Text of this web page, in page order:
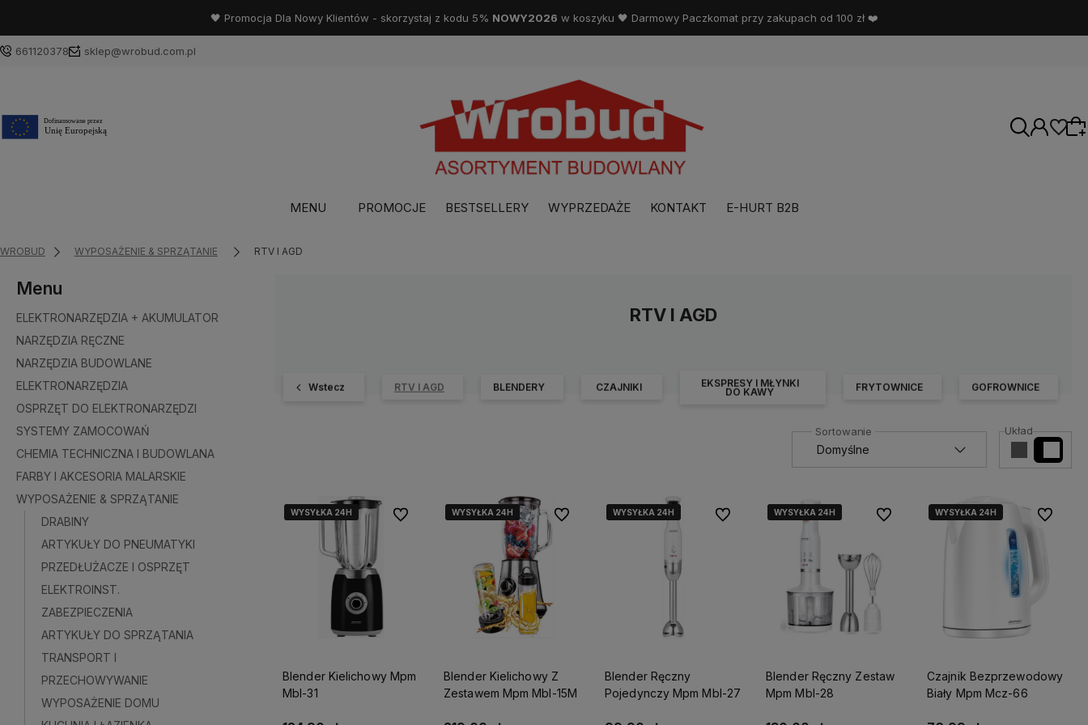
🖤 Promocja Dla Nowy Klientów - skorzystaj z kodu 5% NOWY2026 w koszyku 🖤 Darmowy Paczkomat przy zakupach od 100 zł ❤️
661120378 sklep@wrobud.com.pl
MENU PROMOCJE BESTSELLERY WYPRZEDAŻE KONTAKT E-HURT B2B
WROBUD WYPOSAŻENIE & SPRZĄTANIE RTV I AGD
Menu
ELEKTRONARZĘDZIA + AKUMULATOR
NARZĘDZIA RĘCZNE
NARZĘDZIA BUDOWLANE
ELEKTRONARZĘDZIA
OSPRZĘT DO ELEKTRONARZĘDZI
SYSTEMY ZAMOCOWAŃ
CHEMIA TECHNICZNA I BUDOWLANA
FARBY I AKCESORIA MALARSKIE
WYPOSAŻENIE & SPRZĄTANIE
DRABINY
ARTYKUŁY DO PNEUMATYKI
PRZEDŁUŻACZE I OSPRZĘT
ELEKTROINST.
ZABEZPIECZENIA
ARTYKUŁY DO SPRZĄTANIA
TRANSPORT I
PRZECHOWYWANIE
WYPOSAŻENIE DOMU
RTV I AGD
Wstecz RTV I AGD BLENDERY CZAJNIKI EKSPRESY I MŁYNKI
DO KAWY FRYTOWNICE GOFROWNICE
Układ
WYSYŁKA 24H
WYSYŁKA 24H
WYSYŁKA 24H
Blender Kielichowy Mpm
Mbl-31
Do ulubionychWYSYŁKA 24H
WYSYŁKA 24H
WYSYŁKA 24H
Blender Kielichowy Z
Zestawem Mpm Mbl-15M
Do ulubionychWYSYŁKA 24H
WYSYŁKA 24H
WYSYŁKA 24H
Blender Ręczny
Pojedynczy Mpm Mbl-27
Do ulubionychWYSYŁKA 24H
WYSYŁKA 24H
WYSYŁKA 24H
Blender Ręczny Zestaw
Mpm Mbl-28
Do ulubionychWYSYŁKA 24H
Czajnik Bezprzewodowy
Biały Mpm Mcz-66
Do